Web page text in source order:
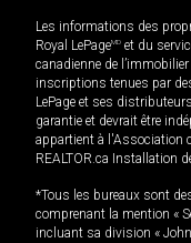
Les informations des
Royal LePageMD et du
canadienne de
inscriptions tenues par
LePage et ses
garantie et devrait être
appartient à l'Association
REALTOR.ca Installation
*Tous les bureaux sont
comprenant la mention «
incluant sa division «